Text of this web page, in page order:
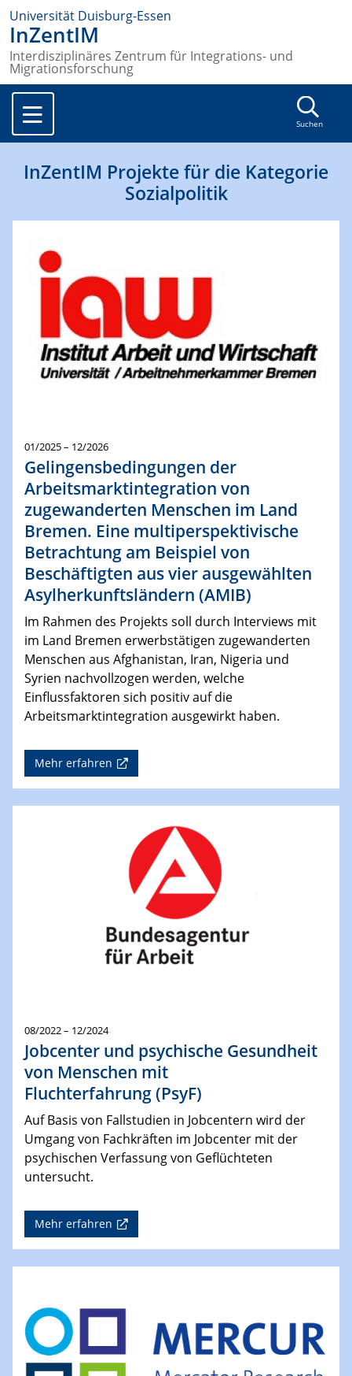
Universität Duisburg-Essen
InZentIM
Interdisziplinäres Zentrum für Integrations- und
Migrationsforschung
Suchen
InZentIM Projekte für die Kategorie
Sozialpolitik
01/2025 – 12/2026
Gelingensbedingungen der
Arbeitsmarktintegration von
zugewanderten Menschen im Land
Bremen. Eine multiperspektivische
Betrachtung am Beispiel von
Beschäftigten aus vier ausgewählten
Asylherkunftsländern (AMIB)
Im Rahmen des Projekts soll durch Interviews mit
im Land Bremen erwerbstätigen zugewanderten
Menschen aus Afghanistan, Iran, Nigeria und
Syrien nachvollzogen werden, welche
Einflussfaktoren sich positiv auf die
Arbeitsmarktintegration ausgewirkt haben.
Mehr erfahren
08/2022 – 12/2024
Jobcenter und psychische Gesundheit
von Menschen mit
Fluchterfahrung (PsyF)
Auf Basis von Fallstudien in Jobcentern wird der
Umgang von Fachkräften im Jobcenter mit der
psychischen Verfassung von Geflüchteten
untersucht.
Mehr erfahren